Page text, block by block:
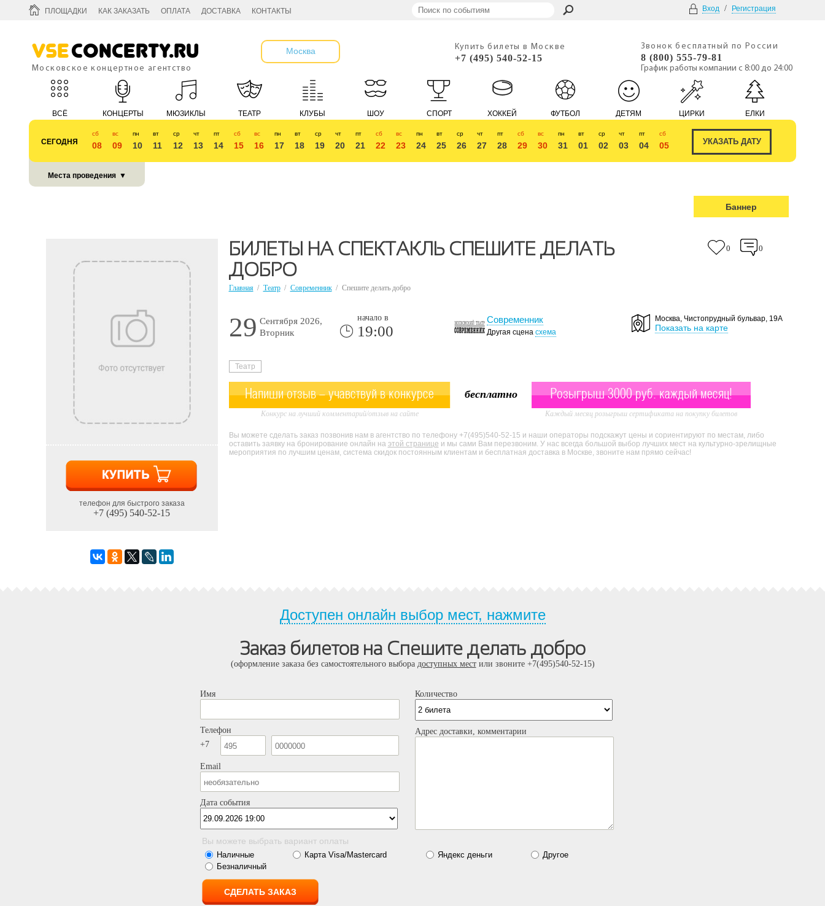
ПЛОЩАДКИ КАК ЗАКАЗАТЬ ОПЛАТА ДОСТАВКА КОНТАКТЫ Вход / Регистрация
VseConcerty.ru
Московское концертное агентство
Москва Купить билеты в Москве
+7 (495) 540-52-15
Звонок бесплатный по России
8 (800) 555-79-81
График работы компании с 8:00 до 24:00
ВСЁ КОНЦЕРТЫ МЮЗИКЛЫ ТЕАТР КЛУБЫ ШОУ СПОРТ ХОККЕЙ ФУТБОЛ ДЕТЯМ ЦИРКИ ЕЛКИ
СЕГОДНЯ
сб
08
вс
09
пн
10
вт
11
ср
12
чт
13
пт
14
сб
15
вс
16
пн
17
вт
18
ср
19
чт
20
пт
21
сб
22
вс
23
пн
24
вт
25
ср
26
чт
27
пт
28
сб
29
вс
30
пн
31
вт
01
ср
02
чт
03
пт
04
сб
05
Места проведения ▼
Баннер
телефон для быстрого заказа
+7 (495) 540-52-15
БИЛЕТЫ НА СПЕКТАКЛЬ СПЕШИТЕ ДЕЛАТЬ
ДОБРО
0 0
Главная / Театр / Современник / Спешите делать добро
29 Сентября 2026,
Вторник
начало в
19:00
Современник
Другая сцена схема
Москва, Чистопрудный бульвар, 19А
Показать на карте
Театр
Напиши отзыв - учавствуй в конкурсе
Конкурс на лучший комментарий/отзыв на сайте
бесплатно Розыгрыш 3000 руб. каждый месяц!
Каждый месяц розыгрыш сертификата на покупку билетов
Вы можете сделать заказ позвонив нам в агентство по телефону +7(495)540-52-15 и наши операторы подскажут цены и сориентируют по местам, либо
оставить заявку на бронирование онлайн на этой странице и мы сами Вам перезвоним. У нас всегда большой выбор лучших мест на культурно-зрелищные
мероприятия по лучшим ценам, система скидок постоянным клиентам и бесплатная доставка в Москве, звоните нам прямо сейчас!
Доступен онлайн выбор мест, нажмите
Заказ билетов на Спешите делать добро
(оформление заказа без самостоятельного выбора доступных местили звоните +7(495)540-52-15)
Имя
Телефон
+7
Email
Дата события
Количество
Адрес доставки, комментарии
Вы можете выбрать вариант оплаты
Наличные Карта Visa/Mastercard Яндекс деньги
Другое
Безналичный